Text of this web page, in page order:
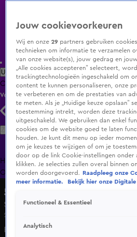
Uitzending Gemist Populaire programma's
ClipsFilmsRadioSmart TV inlogShop
Volg KIJK
Zoeken
HomeUitzending Gemist Programma's
OranjezomerLivestreamsShop
50/50
Seizoen 8, aflevering 83
20 dec 2023, 18:31
Bekijk aflevering 83 van 50/50 uit
Jouw cookievoorkeuren
Wij en onze29 partners gebruiken
technieken om informatie te verzamelen
van onze website(s), jouw gedrag en
„Alle cookies accepteren” selecteert,
trackingtechnologieën ingeschakeld om
content te kunnen personaliseren, onze
te verbeteren en om de prestaties van
te meten. Als je „Huidige keuze opslaan”
toestemming intrekt, worden deze
uitgeschakeld. We gebruiken dan enkel
cookies om de website goed te laten
houden. Je kunt dit menu op ieder
om je keuzes te wijzigen of om je
door op de link Cookie-instellingen onder
klikken. Je selecties zullen overal binnen
worden doorgevoerd.
Raadpleeg onze
meer informatie.
Bekijk hier onze Digitale
Functioneel & Essentieel
Analytisch